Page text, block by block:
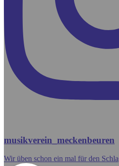
musikverein_meckenbeuren
Wir üben schon ein mal für den